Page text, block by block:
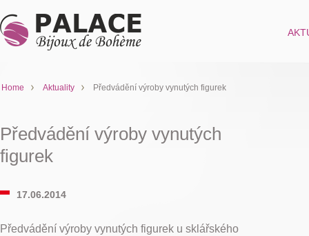
Home Aktuality Předvádění výroby vynutých figurek
Předvádění výroby vynutých
figurek
17.06.2014
Předvádění výroby vynutých figurek u sklářského